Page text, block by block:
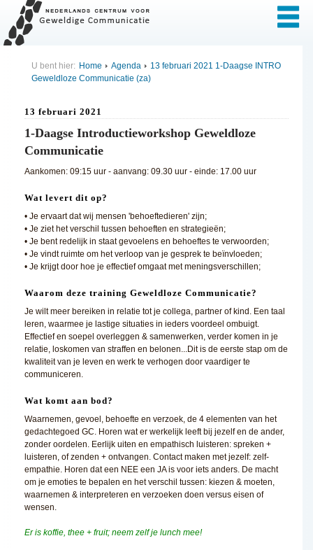
U bent hier: Home Agenda
13 februari 2021 1-Daagse INTRO
Geweldloze Communicatie (za)
13 februari 2021
1-Daagse Introductieworkshop Geweldloze
Communicatie
Aankomen: 09:15 uur - aanvang: 09.30 uur - einde: 17.00 uur
Wat levert dit op?
• Je ervaart dat wij mensen 'behoeftedieren' zijn;
• Je ziet het verschil tussen behoeften en strategieën;
• Je bent redelijk in staat gevoelens en behoeftes te verwoorden;
• Je vindt ruimte om het verloop van je gesprek te beïnvloeden;
• Je krijgt door hoe je effectief omgaat met meningsverschillen;
Waarom deze training Geweldloze Communicatie?
Je wilt meer bereiken in relatie tot je collega, partner of kind. Een taal
leren, waarmee je lastige situaties in ieders voordeel ombuigt.
Effectief en soepel overleggen & samenwerken, verder komen in je
relatie, loskomen van straffen en belonen...Dit is de eerste stap om de
kwaliteit van je leven en werk te verhogen door vaardiger te
communiceren.
Wat komt aan bod?
Waarnemen, gevoel, behoefte en verzoek, de 4 elementen van het
gedachtegoed GC. Horen wat er werkelijk leeft bij jezelf en de ander,
zonder oordelen. Eerlijk uiten en empathisch luisteren: spreken +
luisteren, of zenden + ontvangen. Contact maken met jezelf: zelf-
empathie. Horen dat een NEE een JA is voor iets anders. De macht
om je emoties te bepalen en het verschil tussen: kiezen & moeten,
waarnemen & interpreteren en verzoeken doen versus eisen of
wensen.
Er is koffie, thee + fruit; neem zelf je lunch mee!